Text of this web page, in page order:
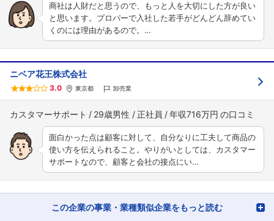
商社は人財だと思うので、もっと人を大切にした方が良い
と思います。プロパーで入社した若手がどんどん辞めてい
くのには理由があるので。…
ニベア花王株式会社
3.0 東京都 卸売業
カスタマーサポート 29歳男性 正社員 年収716万円
面白かった点は顧客に対して、自分なりに工夫して商品の
使い方を伝えられること。やりがいとしては、カスタマー
サポートなので、顧客と会社の接点にい…
この企業の事業・業種類似企業をもっと読む